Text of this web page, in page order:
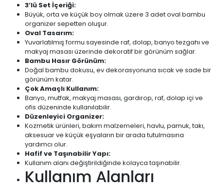
3’lü Set İçeriği:
Büyük, orta ve küçük boy olmak üzere 3 adet oval bambu
organizer sepetten oluşur.
Oval Tasarım:
Yuvarlatılmış formu sayesinde raf, dolap, banyo tezgahı ve
makyaj masası üzerinde dekoratif bir görünüm sağlar.
Bambu Hasır Görünüm:
Doğal bambu dokusu, ev dekorasyonuna sıcak ve sade bir
görünüm katar.
Çok Amaçlı Kullanım:
Banyo, mutfak, makyaj masası, gardırop, raf, dolap içi ve
ofis düzeninde kullanılabilir.
Düzenleyici Organizer:
Kozmetik ürünleri, bakım malzemeleri, havlu, pamuk, takı,
aksesuar ve küçük eşyaların bir arada tutulmasına
yardımcı olur.
Hafif ve Taşınabilir Yapı:
Kullanım alanı değiştirildiğinde kolayca taşınabilir.
Kullanım Alanları